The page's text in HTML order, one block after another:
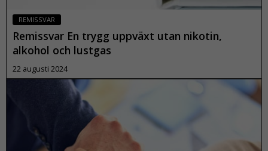
REMISSVAR
Remissvar En trygg uppväxt utan nikotin,
alkohol och lustgas
22 augusti 2024